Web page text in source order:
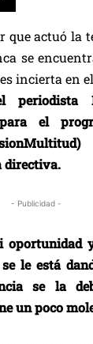
actuó la
se
incierta en
para el
directiva.
- Publicidad -
oportunidad
le está
se la
un poco